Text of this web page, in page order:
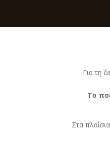
Για τη
Το
Στα